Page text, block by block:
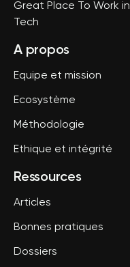
Great Place To Work in
Tech
A propos
Equipe et mission
Ecosystème
Méthodologie
Ethique et intégrité
Ressources
Articles
Bonnes pratiques
Dossiers